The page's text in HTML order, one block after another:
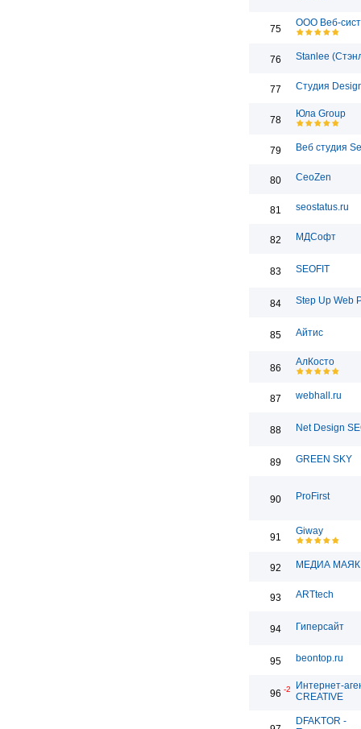
75
ООО Веб-
76 Stanlee
77 Студия
78
Юла Group
79 Веб студия
80 CeoZen
81 seostatus.ru
82 МДСофт
83 SEOFIT
84 Step Up Web
85 Айтис
86
АлКосто
87 webhall.ru
88 Net Design
89 GREEN SKY
90 ProFirst
91
Giway
92 МЕДИА МАЯК
93 ARTtech
94 Гиперсайт
95 beontop.ru
96 -2
Интернет-
CREATIVE
DFAKTOR -